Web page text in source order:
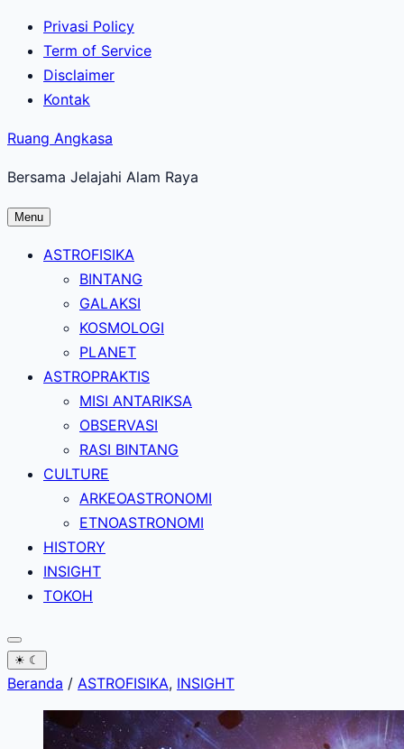
Lewati
konten
utama
Privasi Policy
Term of Service
Disclaimer
Kontak
Ruang Angkasa
Bersama Jelajahi Alam Raya
Menu
ASTROFISIKA
BINTANG
GALAKSI
KOSMOLOGI
PLANET
ASTROPRAKTIS
MISI ANTARIKSA
OBSERVASI
RASI BINTANG
CULTURE
ARKEOASTRONOMI
ETNOASTRONOMI
HISTORY
INSIGHT
TOKOH
☀ ☾
Beranda / ASTROFISIKA, INSIGHT